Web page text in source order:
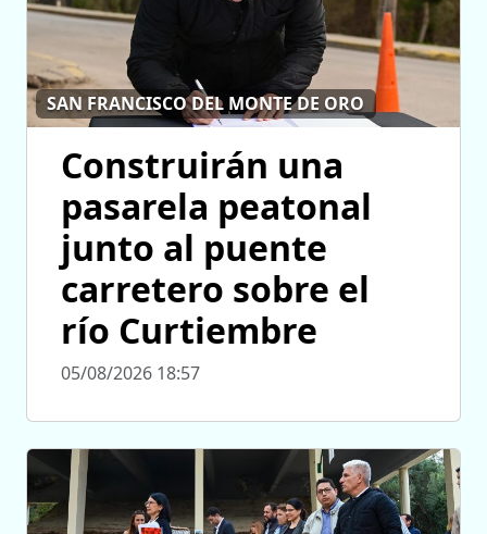
SAN FRANCISCO DEL MONTE DE ORO
Construirán una
pasarela peatonal
junto al puente
carretero sobre el
río Curtiembre
05/08/2026 18:57